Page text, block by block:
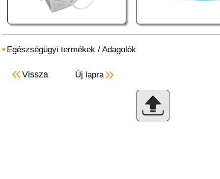
Egészségügyi termékek / Adagolók
Vissza Új lapra